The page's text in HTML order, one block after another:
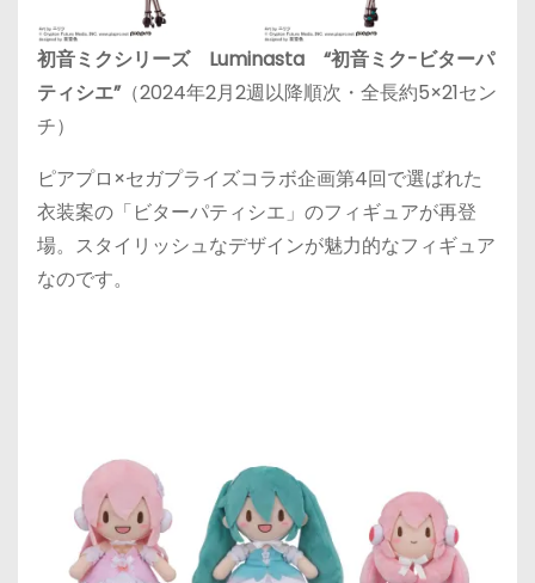
初音ミクシリーズ Luminasta “初音ミク-ビターパ
ティシエ”（2024年2月2週以降順次・全長約5×21セン
チ）
ピアプロ×セガプライズコラボ企画第4回で選ばれた
衣装案の「ビターパティシエ」のフィギュアが再登
場。スタイリッシュなデザインが魅力的なフィギュア
なのです。